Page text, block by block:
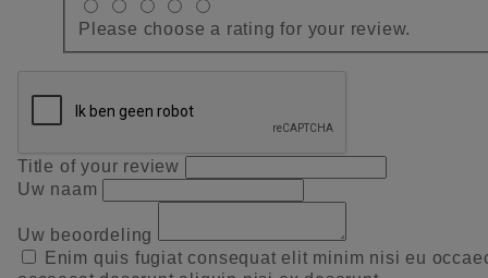
Please choose a rating for your review.
Title of your review
Uw naam
Uw beoordeling
Enim quis fugiat consequat elit minim nisi eu